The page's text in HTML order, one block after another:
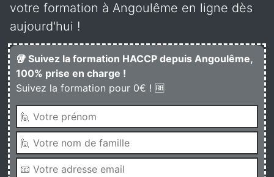
votre formation à Angoulême en ligne dès
aujourd'hui !
🥡 Suivez la formation HACCP depuis Angoulême,
100% prise en charge !
Suivez la formation pour 0€ ! 🆓